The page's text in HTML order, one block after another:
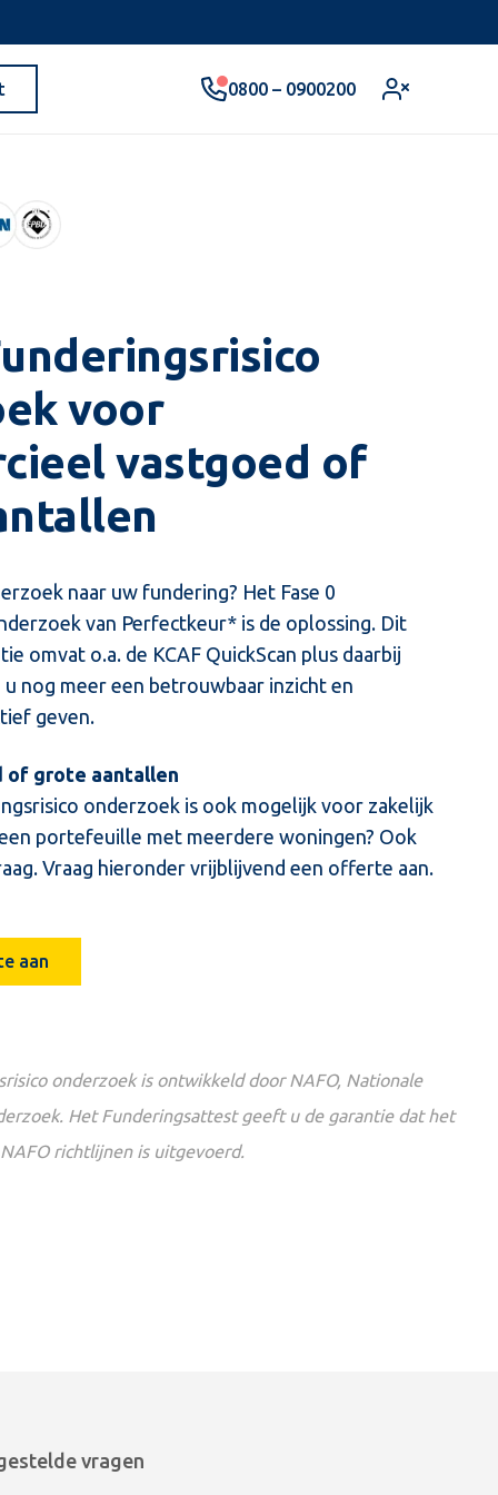
0800 – 0900200
voor
vastgoed of
naar uw fundering? Het Fase 0
van Perfectkeur* is de oplossing. Dit
omvat o.a. de KCAF QuickScan plus daarbij
nog meer een betrouwbaar inzicht en
geven.
of grote aantallen
onderzoek is ook mogelijk voor zakelijk
portefeuille met meerdere woningen? Ook
Vraag hieronder vrijblijvend een offerte aan.
aan
onderzoek is ontwikkeld door NAFO, Nationale
Het Funderingsattest geeft u de garantie dat het
richtlijnen is uitgevoerd.
vragen